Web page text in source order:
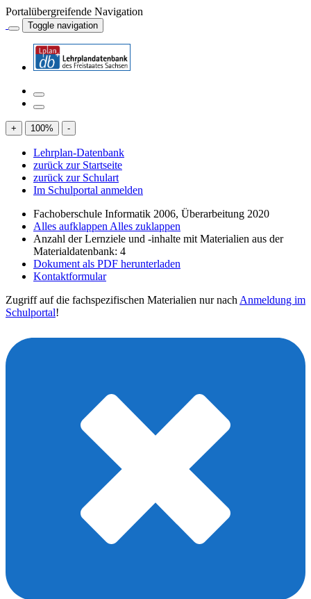
Portalübergreifende Navigation
Toggle navigation
+ 100% -
Lehrplan-Datenbank
zurück zur Startseite
zurück zur Schulart
Im Schulportal anmelden
Fachoberschule Informatik 2006, Überarbeitung 2020
Alles aufklappen Alles zuklappen
Anzahl der Lernziele und -inhalte mit Materialien aus der
Materialdatenbank: 4
Dokument als PDF herunterladen
Kontaktformular
Zugriff auf die fachspezifischen Materialien nur nach Anmeldung im
Schulportal!